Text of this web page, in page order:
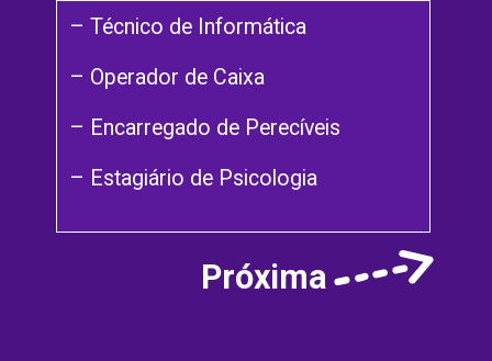
– Técnico de Informática
– Operador de Caixa
– Encarregado de Perecíveis
– Estagiário de Psicologia
Próxima